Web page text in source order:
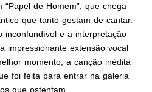
“Papel de Homem”, que chega
que tanto gostam de cantar.
inconfundível e a interpretação
impressionante extensão vocal
momento, a canção inédita
foi feita para entrar na galeria
que ostentam.